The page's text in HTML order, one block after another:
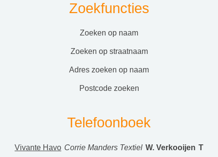
Zoekfuncties
zoeken op naam
zoeken op straatnaam
adres zoeken op naam
postcode zoeken
Telefoonboek
Vivante Havo Corrie Manders Textiel W. Verkooijen T